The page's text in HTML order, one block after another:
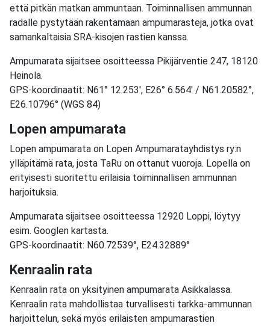
että pitkän matkan ammuntaan. Toiminnallisen ammunnan
radalle pystytään rakentamaan ampumarasteja, jotka ovat
samankaltaisia SRA-kisojen rastien kanssa.
Ampumarata sijaitsee osoitteessa Pikijärventie 247, 18120
Heinola.
GPS-koordinaatit: N61° 12.253′, E26° 6.564′ / N61.20582°,
E26.10796° (WGS 84)
Lopen ampumarata
Lopen ampumarata on Lopen Ampumaratayhdistys ry:n
ylläpitämä rata, josta TaRu on ottanut vuoroja. Lopella on
erityisesti suoritettu erilaisia toiminnallisen ammunnan
harjoituksia.
Ampumarata sijaitsee osoitteessa 12920 Loppi, löytyy
esim. Googlen kartasta.
GPS-koordinaatit: N60.72539°, E24.32889°
Kenraalin rata
Kenraalin rata on yksityinen ampumarata Asikkalassa.
Kenraalin rata mahdollistaa turvallisesti tarkka-ammunnan
harjoittelun, sekä myös erilaisten ampumarastien